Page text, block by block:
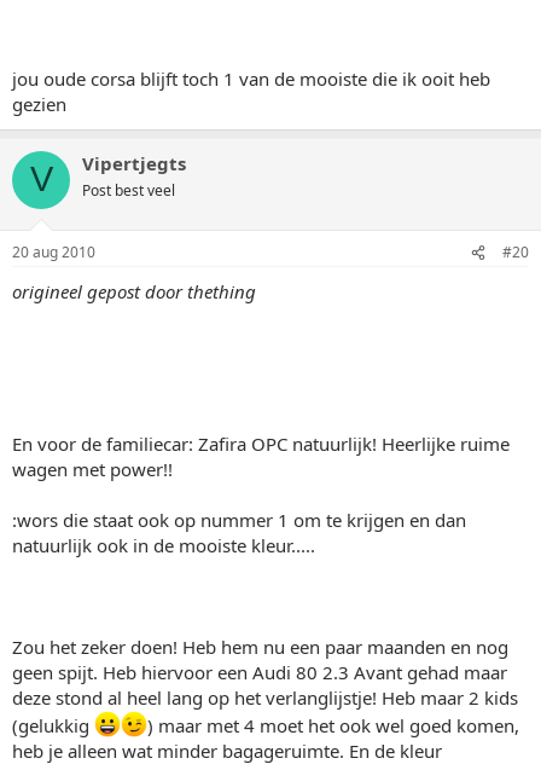
jou oude corsa blijft toch 1 van de mooiste die ik ooit heb
gezien
V Vipertjegts
Post best veel
20 aug 2010 #20
origineel gepost door thething
En voor de familiecar: Zafira OPC natuurlijk! Heerlijke ruime
wagen met power!!
:wors die staat ook op nummer 1 om te krijgen en dan
natuurlijk ook in de mooiste kleur.....
Zou het zeker doen! Heb hem nu een paar maanden en nog
geen spijt. Heb hiervoor een Audi 80 2.3 Avant gehad maar
deze stond al heel lang op het verlanglijstje! Heb maar 2 kids
(gelukkig
) maar met 4 moet het ook wel goed komen,
heb je alleen wat minder bagageruimte. En de kleur